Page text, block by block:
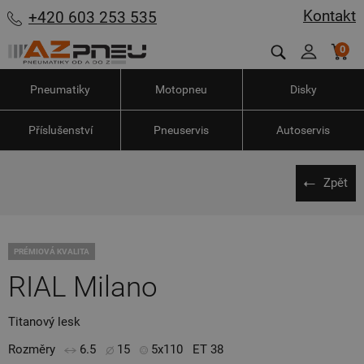
Kontakt
+420 603 253 535
0
Pneumatiky Motopneu Disky
Příslušenství Pneuservis Autoservis
Zpět
PRÉMIOVÁ KVALITA
RIAL Milano
Titanový lesk
Rozměry
6.5 15 5x110 ET 38